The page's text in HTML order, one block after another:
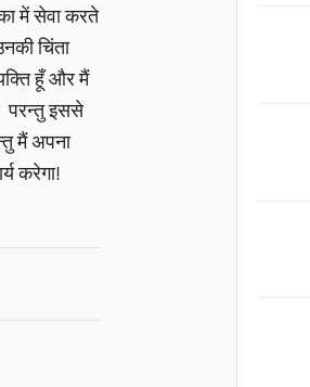
में सेवा करते
चिंता
हूँ और मैं
परन्तु इससे
मैं अपना
करेगा!